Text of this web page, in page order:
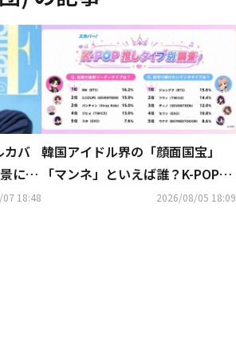
カバ
に優
）
18:48
韓国アイドル界の「顔面国宝」
「マンネ」といえば誰？K-POP推
しタイプ別調査の結果が明らかに
2026/08/05 18:09